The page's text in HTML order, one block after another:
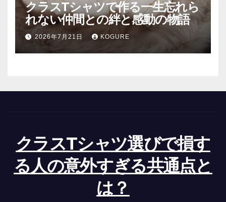
クラスTシャツで作る一生忘れら
れない仲間との絆と感動の物語
2026年7月21日 KOGURE
クラスTシャツ選びで損す
る人の意外すぎる共通点と
は？